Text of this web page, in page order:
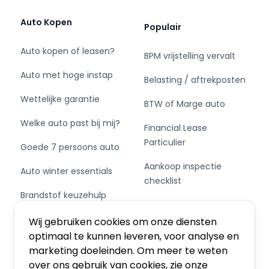
Wij gebruiken cookies om onze diensten
optimaal te kunnen leveren, voor analyse en
marketing doeleinden. Om meer te weten
over ons gebruik van cookies, zie onze
jou en een achterligger te klein is. Het comfort
wordt verhoogd door de aanwezige
automatische airconditioning. Achter het stuur
van deze Hyundai ben jij niet alleen. De auto kijkt
als het ware met je mee tijdens de rit. De
nodig is en de automatisch inschakelbare
verlichting doet de lichten voor je aan. Ook
cruise control, automatisch dimmende
binnenspiegel, lederen stuur, centrale
deurvergrendeling met afstandsbediening,
boordcomputer en lederen versnellingspook
horen tot de voorzieningen op deze auto.
Zoals je mag verwachten van deze Hyundai i20
is hij uitgerust met een reeks aan actieve
veiligheidssystemen. Voorzien van het Lane-
keeping systeem. Ofwel: blijf automatisch in je
Auto Kopen
Auto kopen of leasen?
Auto met hoge instap
Wettelijke garantie
Welke auto past bij mij?
Goede 7 persoons auto
Auto winter essentials
Brandstof keuzehulp
Schakel of automaat?
Populair
BPM vrijstelling vervalt
Belasting / aftrekposten
BTW of Marge auto
Financial Lease
Particulier
Aankoop inspectie
checklist
Private Leasen,
Financieren of Kopen?